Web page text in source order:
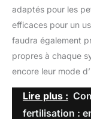
adaptés pour les
efficaces pour un
faudra également
propres à chaque
encore leur mode
Lire plus :
fertilisation :